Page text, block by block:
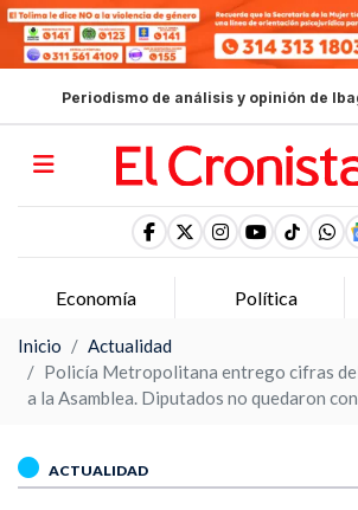
Periodismo de análisis y opinión de
Economía Política
Inicio
Actualidad
Policía Metropolitana entrego cifras
a la Asamblea. Diputados no quedaron
ACTUALIDAD